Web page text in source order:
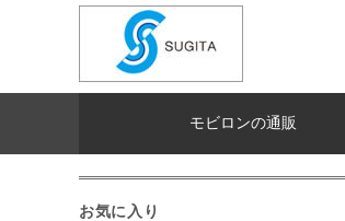
モビロンの通販
お気に入り